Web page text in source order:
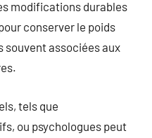
modifications durables
conserver le poids
souvent associées aux
tels que
ou psychologues peut